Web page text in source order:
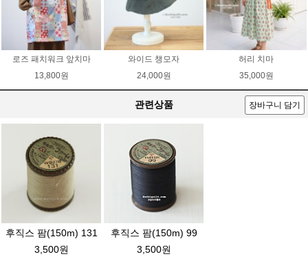
로즈 패치워크 앞치마
13,800원
와이드 챙모자
24,000원
허리 치마
35,000원
관련상품 장바구니 담기
후직스 팜(150m) 131
3,500원
후직스 팜(150m) 99
3,500원